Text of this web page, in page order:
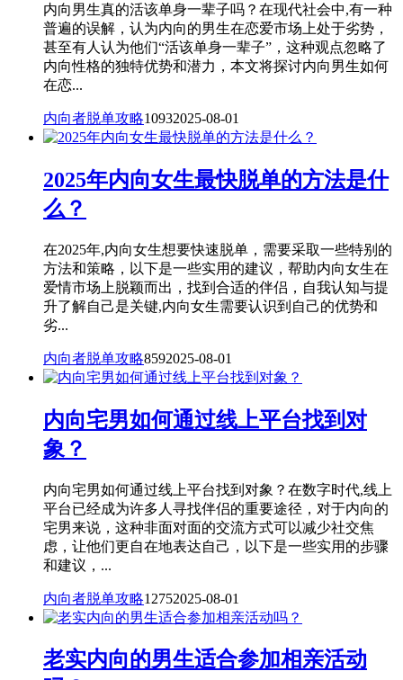
内向男生真的活该单身一辈子吗？在现代社会中,有一种
普遍的误解，认为内向的男生在恋爱市场上处于劣势，
甚至有人认为他们“活该单身一辈子”，这种观点忽略了
内向性格的独特优势和潜力，本文将探讨内向男生如何
在恋...
内向者脱单攻略10932025-08-01
2025年内向女生最快脱单的方法是什
么？
在2025年,内向女生想要快速脱单，需要采取一些特别的
方法和策略，以下是一些实用的建议，帮助内向女生在
爱情市场上脱颖而出，找到合适的伴侣，自我认知与提
升了解自己是关键,内向女生需要认识到自己的优势和
劣...
内向者脱单攻略8592025-08-01
内向宅男如何通过线上平台找到对
象？
内向宅男如何通过线上平台找到对象？在数字时代,线上
平台已经成为许多人寻找伴侣的重要途径，对于内向的
宅男来说，这种非面对面的交流方式可以减少社交焦
虑，让他们更自在地表达自己，以下是一些实用的步骤
和建议，...
内向者脱单攻略12752025-08-01
老实内向的男生适合参加相亲活动